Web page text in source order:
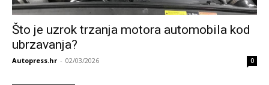
Što je uzrok trzanja motora automobila kod
ubrzavanja?
Autopress.hr - 02/03/2026 0